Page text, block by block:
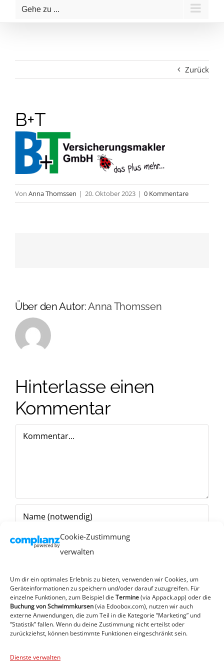
Cookie-Zustimmung
verwalten
Um dir ein optimales Erlebnis zu bieten, verwenden wir Cookies, um
Geräteinformationen zu speichern und/oder darauf zuzugreifen. Für
einzelne Funktionen, zum Beispiel die Termine(via Appack.app) oder die
Buchung von Schwimmkursen(via Edoobox.com), nutzen wir auch
externe Anwendungen, die zum Teil in die Kategorie “Marketing” und
“Statistik” fallen. Wenn du deine Zustimmung nicht erteilst oder
zurückziehst, können bestimmte Funktionen eingeschränkt sein.
Dienste verwalten
Gehe zu ...
Zurück
B+T
Von Anna Thomssen | 20. Oktober 2023 | 0 Kommentare
Über den Autor:Anna Thomssen
Hinterlasse einen
Kommentar
Kommentar